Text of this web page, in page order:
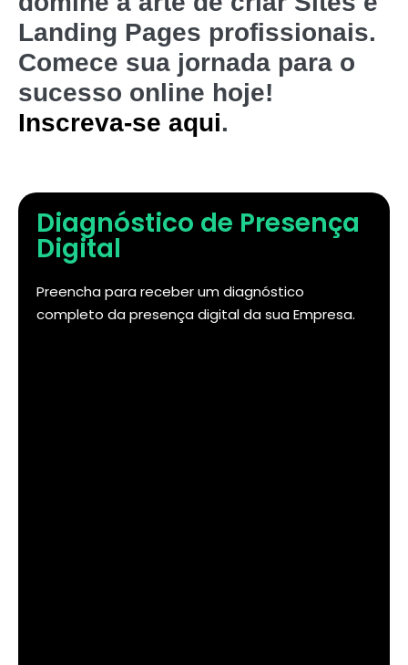
Landing Pages profissionais.
Comece sua jornada para o
sucesso online hoje!
Inscreva-se aqui.
Diagnóstico de Presença
Digital
Preencha para receber um diagnóstico
completo da presença digital da sua Empresa.